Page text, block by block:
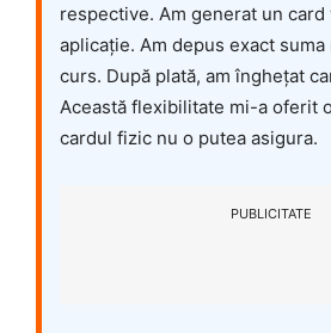
respective. Am generat un card
aplicație. Am depus exact
curs. După plată, am înghețat
Această flexibilitate mi-a oferit
cardul fizic nu o putea asigura.
PUBLICITATE